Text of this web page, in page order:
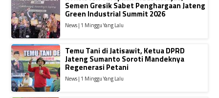
Semen Gresik Sabet Penghargaan Jateng
Green Industrial Summit 2026
News | 1 Minggu Yang Lalu
Temu Tani di Jatisawit, Ketua DPRD
Jateng Sumanto Soroti Mandeknya
Regenerasi Petani
News | 1 Minggu Yang Lalu